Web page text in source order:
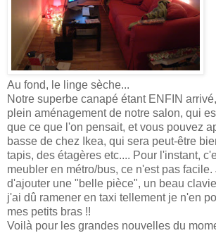
Au fond, le linge sèche...
Notre superbe canapé étant ENFIN
plein aménagement de notre salon, qui
que ce que l'on pensait, et vous pouvez
basse de chez Ikea, qui sera peut-être
tapis, des étagères etc.... Pour l'instant,
meubler en métro/bus, ce n'est pas
d'ajouter une "belle pièce", un beau
j'ai dû ramener en taxi tellement je n'en
mes petits bras !!
Voilà pour les grandes nouvelles du